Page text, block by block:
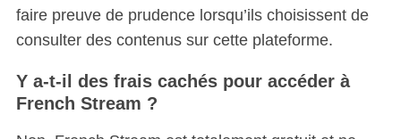
faire preuve de prudence lorsqu’ils choisissent de
consulter des contenus sur cette plateforme.
Y a-t-il des frais cachés pour accéder à
French Stream ?